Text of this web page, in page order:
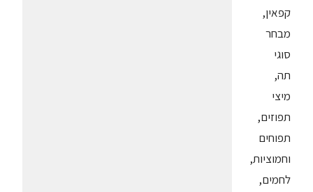
קפאין,
מבחר
סוגי
תה,
מיצי
תפוזים,
תפוחים
וחמוציות,
לחמים,